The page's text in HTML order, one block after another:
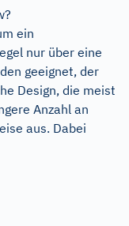
ein
nur über eine
geeignet, der
Design, die meist
Anzahl an
aus. Dabei